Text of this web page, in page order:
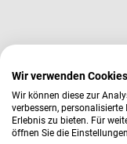
Wir verwenden Cookies
Wir können diese zur
verbessern,
Erlebnis zu bieten. Für
öffnen Sie die